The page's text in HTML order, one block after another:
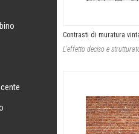
Contrasti di muratura